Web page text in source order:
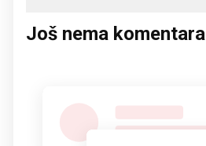
Još nema komentara